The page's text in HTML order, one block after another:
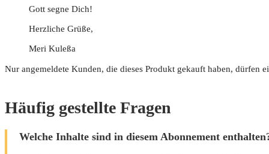
Gott seg­ne Dich!
Herz­li­che Grüße,
Meri Kuleßa
Nur angemeldete Kunden, die dieses Produkt gekauft haben, dürfen
Häufig gestellte Fragen
Welche Inhalte sind in diesem Abonnement